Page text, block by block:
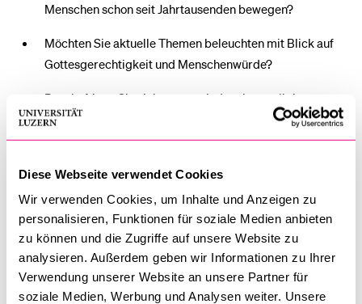
Diese Webseite verwendet Cookies
Wir verwenden Cookies, um Inhalte und Anzeigen zu
personalisieren, Funktionen für soziale Medien anbieten
zu können und die Zugriffe auf unsere Website zu
analysieren. Außerdem geben wir Informationen zu Ihrer
Verwendung unserer Website an unsere Partner für
soziale Medien, Werbung und Analysen weiter. Unsere
Menschen schon seit Jahrtausenden bewegen?
Möchten Sie aktuelle Themen beleuchten mit Blick auf
Gottesgerechtigkeit und Menschenwürde?
Beschäftigen Sie sich gerne mit dem interreligiösen
Dialog und den Beziehungen zwischen Judentum,
Christentum und Islam?
Reizt Sie ein zeit- und ortsunabhängiges Studium?
Dann sind Sie bei uns genau richtig!
Am Infoabend erhalten Sie folgende Informationen: